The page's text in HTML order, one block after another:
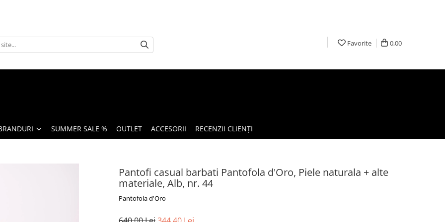
Favorite 0,00
SUMMER SALE % OUTLET ACCESORII RECENZII CLIENȚI
Pantofi casual barbati Pantofola d'Oro, Piele naturala + alte
materiale, Alb, nr. 44
Pantofola d'Oro